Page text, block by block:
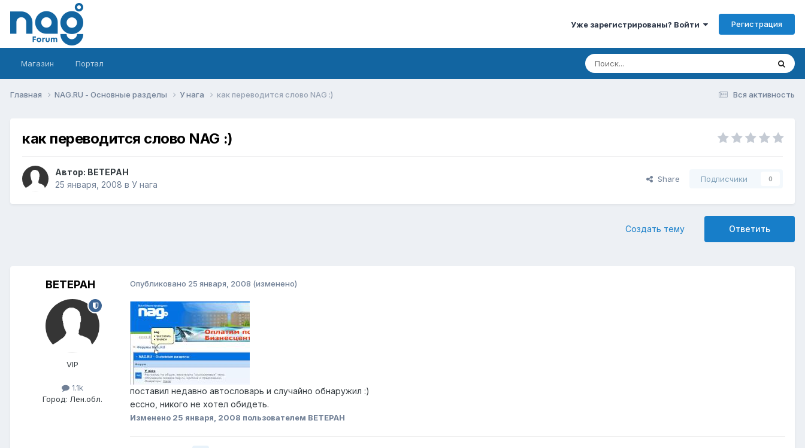
Уже зарегистрированы? Войти Регистрация
Магазин Портал
Вся активность
Главная NAG.RU - Основные разделы У нага как переводится слово NAG :)
как переводится слово NAG :)
Автор: BETEPAH
25 января, 2008 в У нага
Share Подписчики 0
Ответить
Создать тему
BETEPAH
VIP
1.1k
Город: Лен.обл.
Опубликовано 25 января, 2008 (изменено)
поставил недавно автословарь и случайно обнаружил :)
ессно, никого не хотел обидеть.
Изменено 25 января, 2008 пользователем BETEPAH